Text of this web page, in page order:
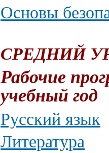
Основы
СРЕДНИЙ
Рабочие
учебный год
Русский язык
Литература